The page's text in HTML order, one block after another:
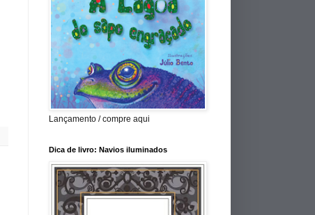
Lançamento / compre aqui
Dica de livro: Navios iluminados